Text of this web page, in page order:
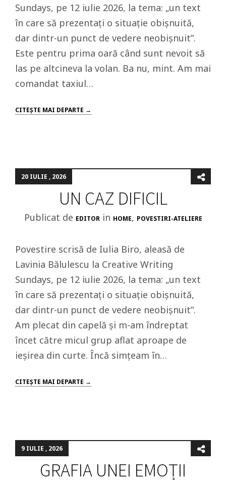
Sundays, pe 12 iulie 2026, la tema: „un text
în care să prezentați o situație obișnuită,
dar dintr-un punct de vedere neobișnuit”.
Este pentru prima oară când sunt nevoit să
las pe altcineva la volan. Ba nu, mint. Am mai
comandat taxiul…
CITEŞTE MAI DEPARTE →
20 IULIE , 2026
UN CAZ DIFICIL
Publicat de EDITOR in HOME, POVESTIRI-ATELIERE
Povestire scrisă de Iulia Biro, aleasă de
Lavinia Bălulescu la Creative Writing
Sundays, pe 12 iulie 2026, la tema: „un text
în care să prezentați o situație obișnuită,
dar dintr-un punct de vedere neobișnuit”.
Am plecat din capelă și m-am îndreptat
încet către micul grup aflat aproape de
ieșirea din curte. Încă simțeam în…
CITEŞTE MAI DEPARTE →
9 IULIE , 2026
GRAFIA UNEI EMOȚII